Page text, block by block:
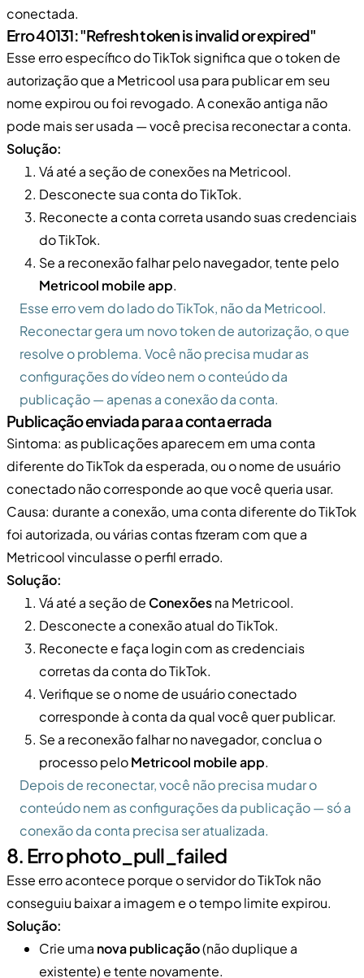
conectada.
Erro 40131: "Refresh token is invalid or expired"
Esse erro específico do TikTok significa que o token de
autorização que a Metricool usa para publicar em seu
nome expirou ou foi revogado. A conexão antiga não
pode mais ser usada — você precisa reconectar a conta.
Solução:
Vá até a seção de conexões na Metricool.
Desconecte sua conta do TikTok.
Reconecte a conta correta usando suas credenciais
do TikTok.
Se a reconexão falhar pelo navegador, tente pelo
Metricool mobile app.
Esse erro vem do lado do TikTok, não da Metricool.
Reconectar gera um novo token de autorização, o que
resolve o problema. Você não precisa mudar as
configurações do vídeo nem o conteúdo da
publicação — apenas a conexão da conta.
Publicação enviada para a conta errada
Sintoma: as publicações aparecem em uma conta
diferente do TikTok da esperada, ou o nome de usuário
conectado não corresponde ao que você queria usar.
Causa: durante a conexão, uma conta diferente do TikTok
foi autorizada, ou várias contas fizeram com que a
Metricool vinculasse o perfil errado.
Solução:
Vá até a seção de Conexõesna Metricool.
Desconecte a conexão atual do TikTok.
Reconecte e faça login com as credenciais
corretas da conta do TikTok.
Verifique se o nome de usuário conectado
corresponde à conta da qual você quer publicar.
Se a reconexão falhar no navegador, conclua o
processo peloMetricool mobile app.
Depois de reconectar, você não precisa mudar o
conteúdo nem as configurações da publicação — só a
conexão da conta precisa ser atualizada.
8. Erro photo_pull_failed
Esse erro acontece porque o servidor do TikTok não
conseguiu baixar a imagem e o tempo limite expirou.
Solução:
Crie uma nova publicação(não duplique a
existente) e tente novamente.